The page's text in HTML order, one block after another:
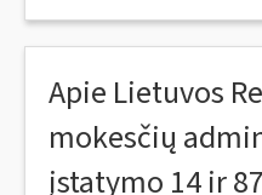
Apie Lietuvos
mokesčių
įstatymo 14 ir